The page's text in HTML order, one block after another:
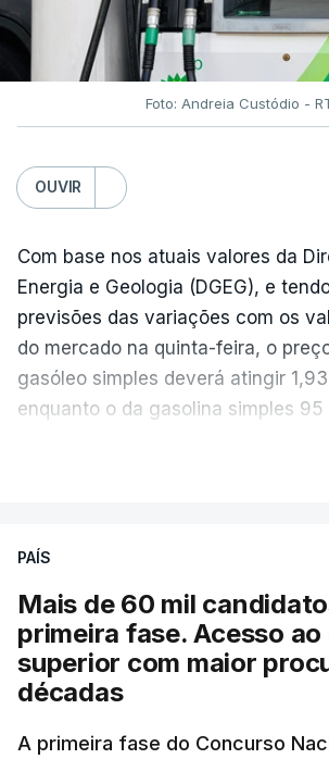
Foto: Andreia Custódio -
OUVIR
Com base nos atuais valores da
Energia e Geologia (DGEG), e
previsões das variações com os
do mercado na quinta-feira, o
gasóleo simples deverá atingir
enquanto o da gasolina simples
evolução das cotações
posto de abastecimento, a marca e
A atualização do desconto do
Produtos Petrolíferos (ISP)
PAÍS
Mais de 60 mil
primeira fase. Acesso
superior com maior
décadas
A primeira fase do Concurso